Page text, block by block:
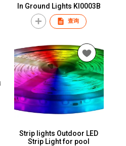
In Ground Lights KI0003B
查询
Strip lights Outdoor LED
Strip Light for pool